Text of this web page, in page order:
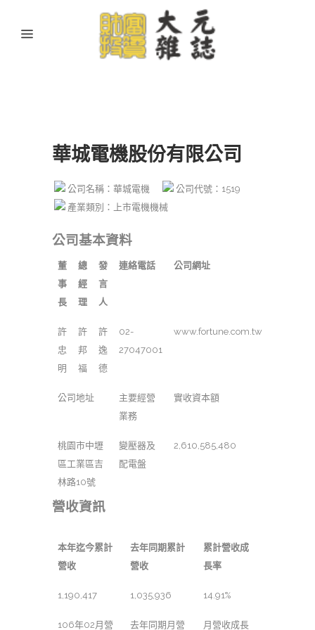
華城電機股份有限公司
公司名稱：華城電機
公司代號：1519
產業類別：上市電機機械
公司基本資料
董
事
長
總
經
理
發
言
人
連絡電話 公司網址
許
忠
明
許
邦
福
許
逸
德
02-
27047001
www.fortune.com.tw
公司地址
主要經營
業務
實收資本額
桃園市中壢
區工業區吉
林路10號
變壓器及
配電盤
2,610,585,480
營收資訊
本年迄今累計
營收
去年同期累計
營收
累計營收成
長率
1,190,417 1,035,936 14.91%
106年02月營 去年同期月營 月營收成長